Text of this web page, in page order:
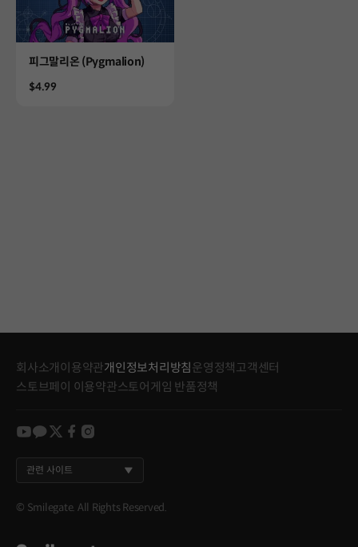
Product
피그말리온 (Pygmalion)
Price
$4.99
회사소개이용약관개인정보처리방침 운영정책고객센터
스토브페이 이용약관스토어게임 반품정책
youtube
kakao
twitter
facebook
instagram
관련 사이트
© Smilegate. All Rights Reserved.